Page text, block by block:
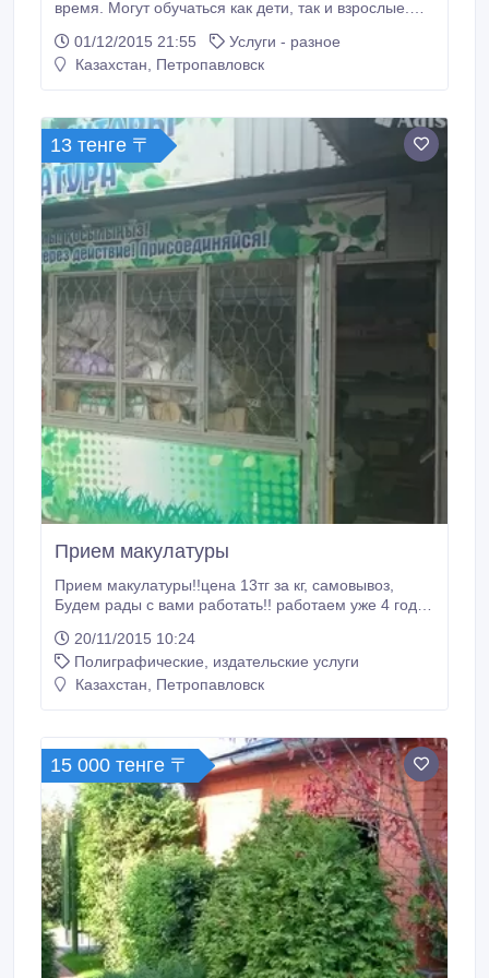
время. Могут обучаться как дети, так и взрослые.
договорные.Первое занятие бесплатно.
Обращаться по телефону: 87773273375
01/12/2015 21:55
Услуги - разное
Казахстан, Петропавловск
13 тенге 〒
Прием макулатуры
Прием макулатуры!!цена 13тг за кг, самовывоз,
Будем рады с вами работать!! работаем уже 4 года
территории ТЦ "Сокол" вьезд со стороны ул Мира.
сдавая бумажные отходы вы делайте наш мир чище
и уютней, сайт www.2life.kz 87754775378.
20/11/2015 10:24
Полиграфические, издательские услуги
Казахстан, Петропавловск
15 000 тенге 〒